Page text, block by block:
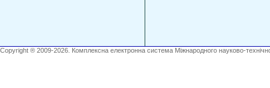
Copyright ® 2009-2026. Комплексна електронна система Міжнародного науково-